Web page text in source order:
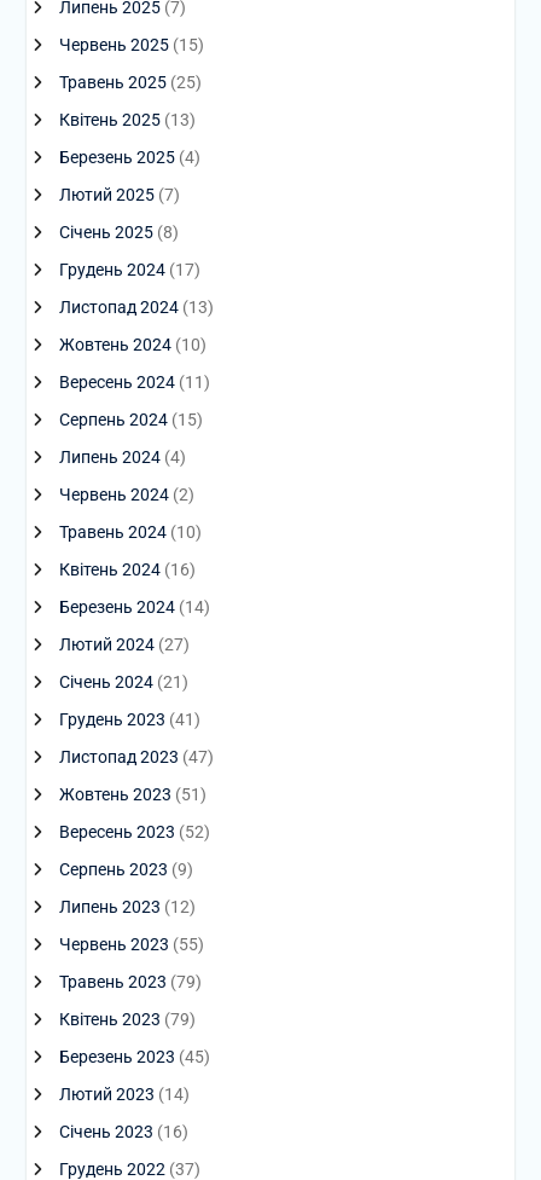
Липень 2025(7)
Червень 2025(15)
Травень 2025(25)
Квітень 2025(13)
Березень 2025(4)
Лютий 2025(7)
Січень 2025(8)
Грудень 2024(17)
Листопад 2024(13)
Жовтень 2024(10)
Вересень 2024(11)
Серпень 2024(15)
Липень 2024(4)
Червень 2024(2)
Травень 2024(10)
Квітень 2024(16)
Березень 2024(14)
Лютий 2024(27)
Січень 2024(21)
Грудень 2023 (41)
Листопад 2023 (47)
Жовтень 2023 (51)
Вересень 2023 (52)
Серпень 2023 (9)
Липень 2023 (12)
Червень 2023 (55)
Травень 2023 (79)
Квітень 2023 (79)
Березень 2023 (45)
Лютий 2023 (14)
Січень 2023 (16)
Грудень 2022 (37)